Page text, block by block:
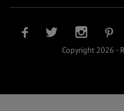
Copyright 2026 -